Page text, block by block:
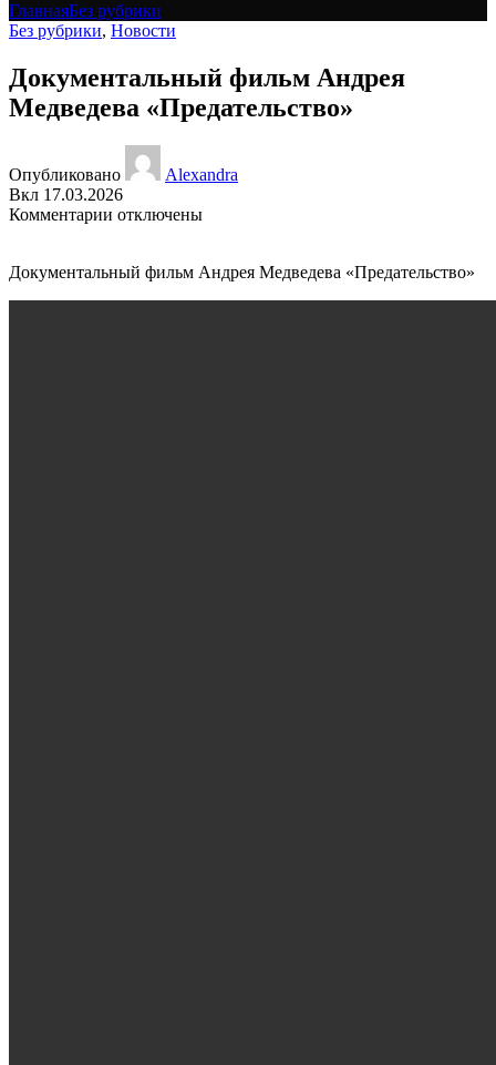
ГлавнаяБез рубрики
Без рубрики, Новости
Документальный фильм Андрея
Медведева «Предательство»
Опубликовано
Alexandra
Вкл 17.03.2026
Комментарии отключены
Документальный фильм Андрея Медведева «Предательство»